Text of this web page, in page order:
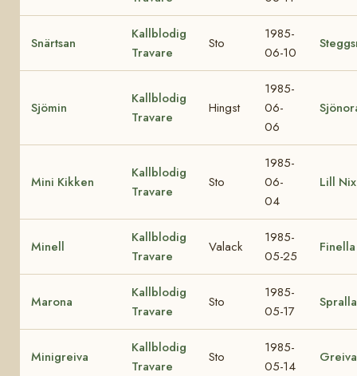
Snärtsan
Kallblodig
Travare
Sto
1985-
06-10
Sjömin
Kallblodig
Travare
Hingst
1985-
06-
06
Mini Kikken
Kallblodig
Travare
Sto
1985-
06-
04
Lill
Minell
Kallblodig
Travare
Valack
1985-
05-25
Finella
Marona
Kallblodig
Travare
Sto
1985-
05-17
Spralla
Minigreiva
Kallblodig
Travare
Sto
1985-
05-14
Greiva